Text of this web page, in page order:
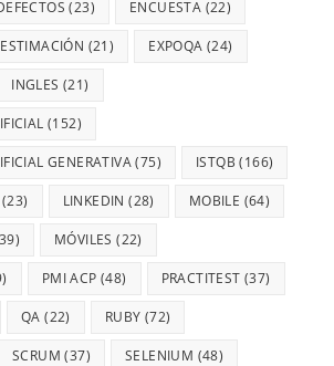
(23) ENCUESTA (22)
ESTIMACIÓN (21) EXPOQA (24)
INGLES (21)
(152)
GENERATIVA(75) ISTQB (166)
(23) LINKEDIN (28) MOBILE (64)
MÓVILES (22)
PMI ACP (48) PRACTITEST (37)
QA (22) RUBY (72)
SCRUM (37) SELENIUM (48)